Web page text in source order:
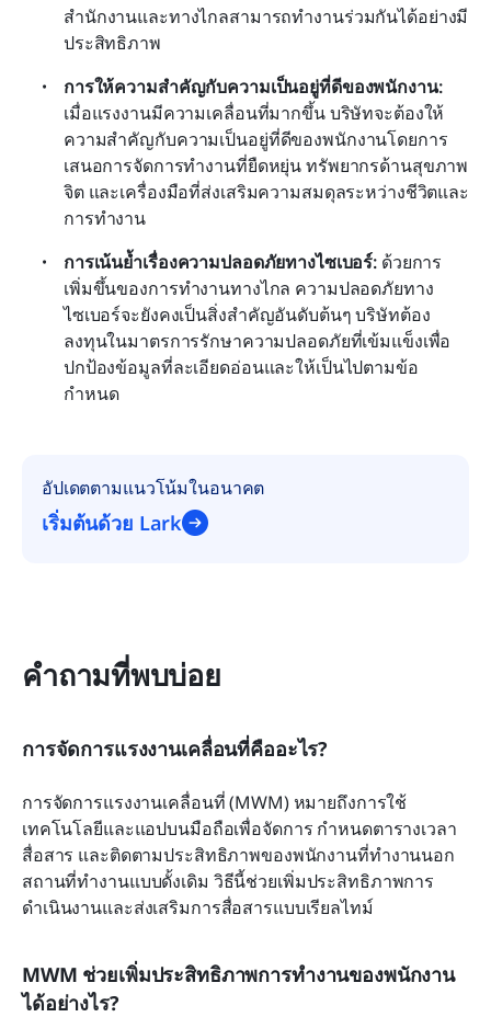
สำนักงานและทางไกลสามารถทำงานร่วมกันได้อย่างมี
ประสิทธิภาพ
การให้ความสำคัญกับความเป็นอยู่ที่ดีของพนักงาน:
เมื่อแรงงานมีความเคลื่อนที่มากขึ้น บริษัทจะต้องให้
ความสำคัญกับความเป็นอยู่ที่ดีของพนักงานโดยการ
เสนอการจัดการทำงานที่ยืดหยุ่น ทรัพยากรด้านสุขภาพ
จิต และเครื่องมือที่ส่งเสริมความสมดุลระหว่างชีวิตและ
การทำงาน
การเน้นย้ำเรื่องความปลอดภัยทางไซเบอร์: ด้วยการ
เพิ่มขึ้นของการทำงานทางไกล ความปลอดภัยทาง
ไซเบอร์จะยังคงเป็นสิ่งสำคัญอันดับต้นๆ บริษัทต้อง
ลงทุนในมาตรการรักษาความปลอดภัยที่เข้มแข็งเพื่อ
ปกป้องข้อมูลที่ละเอียดอ่อนและให้เป็นไปตามข้อ
กำหนด
อัปเดตตามแนวโน้มในอนาคต
เริ่มต้นด้วย Lark
คำถามที่พบบ่อย
การจัดการแรงงานเคลื่อนที่คืออะไร?
การจัดการแรงงานเคลื่อนที่ (MWM) หมายถึงการใช้
เทคโนโลยีและแอปบนมือถือเพื่อจัดการ กำหนดตารางเวลา
สื่อสาร และติดตามประสิทธิภาพของพนักงานที่ทำงานนอก
สถานที่ทำงานแบบดั้งเดิม วิธีนี้ช่วยเพิ่มประสิทธิภาพการ
ดำเนินงานและส่งเสริมการสื่อสารแบบเรียลไทม์
MWM ช่วยเพิ่มประสิทธิภาพการทำงานของพนักงาน
ได้อย่างไร?